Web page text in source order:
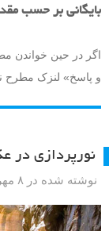
بایگانی بر حسب
اگر در حین خواندن
و پاسخ» لنزک مطرح
نورپردازی در
نوشته شده در ۸ مهر ۱۴۰۰